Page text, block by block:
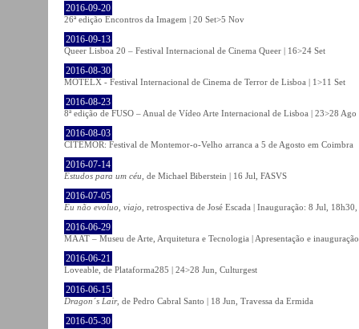
2016-09-20
26ª edição Encontros da Imagem | 20 Set>5 Nov
2016-09-13
Queer Lisboa 20 – Festival Internacional de Cinema Queer | 16>24 Set
2016-08-30
MOTELX - Festival Internacional de Cinema de Terror de Lisboa | 1>11 Set
2016-08-23
8ª edição de FUSO – Anual de Vídeo Arte Internacional de Lisboa | 23>28 Ago
2016-08-03
CITEMOR: Festival de Montemor-o-Velho arranca a 5 de Agosto em Coimbra
2016-07-14
Estudos para um céu , de Michael Biberstein | 16 Jul, FASVS
2016-07-05
Eu não evoluo, viajo , retrospectiva de José Escada | Inauguração: 8 Jul,
2016-06-29
MAAT – Museu de Arte, Arquitetura e Tecnologia | Apresentação e
2016-06-21
Loveable, de Plataforma285 | 24>28 Jun, Culturgest
2016-06-15
Dragon´s Lair, de Pedro Cabral Santo | 18 Jun, Travessa da Ermida
2016-05-30